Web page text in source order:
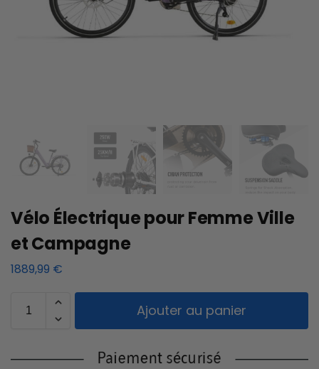
Vélo Électrique pour Femme Ville
et Campagne
1889,99 €
Ajouter au panier